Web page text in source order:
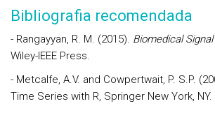
Bibliografia recomendada
- Rangayyan, R. M. (2015). Biomedical
Wiley-IEEE Press.
- Metcalfe, A.V. and Cowpertwait, P. S.P.
Time Series with R, Springer New York, NY.